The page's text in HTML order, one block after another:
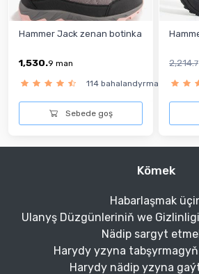
Hammer Jack zenan botinka
1,530.9 man
114 bahalandyrma
Sebede goş
2,214.7
Kömek
Habarlaşmak
Ulanyş Düzgünleriniň we
Nädip sargyt
Harydy yzyna
Harydy nädip yzyna